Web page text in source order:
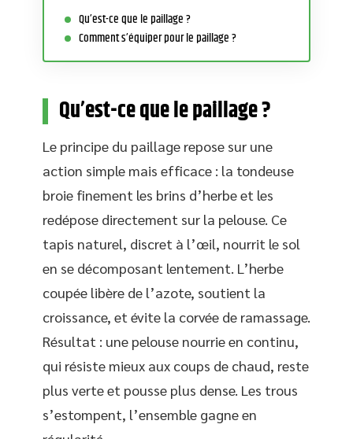
Qu’est-ce que le paillage ?
Comment s’équiper pour le paillage ?
Qu’est-ce que le paillage ?
Le principe du paillage repose sur une
action simple mais efficace : la tondeuse
broie finement les brins d’herbe et les
redépose directement sur la pelouse. Ce
tapis naturel, discret à l’œil, nourrit le sol
en se décomposant lentement. L’herbe
coupée libère de l’azote, soutient la
croissance, et évite la corvée de ramassage.
Résultat : une pelouse nourrie en continu,
qui résiste mieux aux coups de chaud, reste
plus verte et pousse plus dense. Les trous
s’estompent, l’ensemble gagne en